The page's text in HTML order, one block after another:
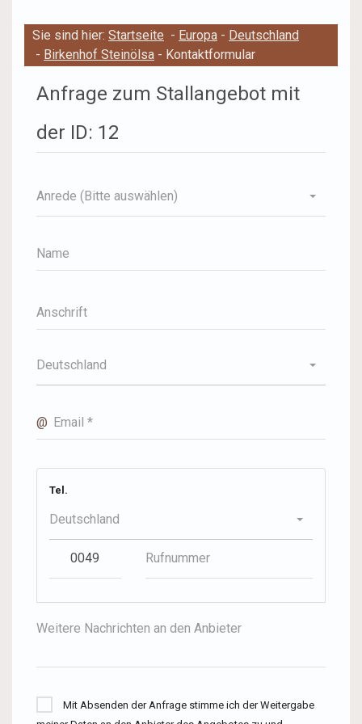
Sie sind hier: Startseite - Europa - Deutschland
- Birkenhof Steinölsa - Kontaktformular
Anfrage zum Stallangebot mit
der ID: 12
Anrede (Bitte auswählen)
Name
Anschrift
Deutschland
@ Email *
Tel.
Deutschland
Weitere Nachrichten an den Anbieter
Mit Absenden der Anfrage stimme ich der Weitergabe